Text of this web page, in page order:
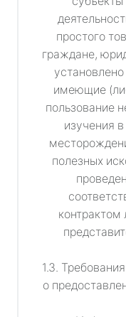
простого
граждане,
имеющие
пользование
изучения
полезных
1.3.
о